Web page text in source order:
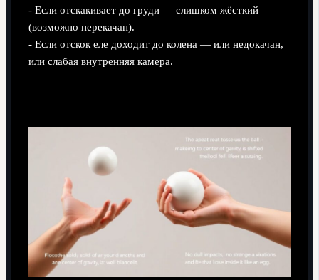
- Если отскакивает до груди — слишком жёсткий
(возможно перекачан).
- Если отскок еле доходит до колена — или недокачан,
или слабая внутренняя камера.